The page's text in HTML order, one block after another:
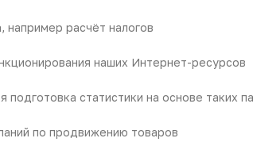
расчёт налогов
наших Интернет-ресурсов
статистики на основе таких
по продвижению товаров